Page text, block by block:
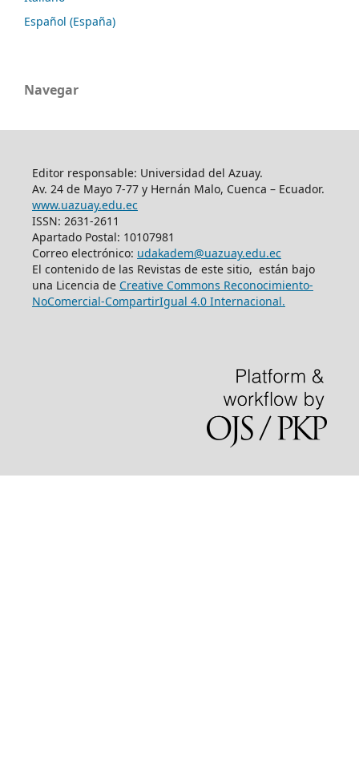
Español (España)
Navegar
Editor responsable: Universidad del Azuay.
Av. 24 de Mayo 7-77 y Hernán Malo, Cuenca – Ecuador.
www.uazuay.edu.ec
ISSN: 2631-2611
Apartado Postal: 10107981
Correo electrónico: udakadem@uazuay.edu.ec
El contenido de las Revistas de este sitio, están bajo
una Licencia de Creative Commons Reconocimiento-
NoComercial-CompartirIgual 4.0 Internacional.